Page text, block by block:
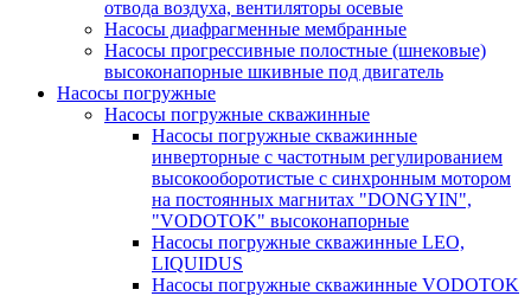
отвода воздуха, вентиляторы осевые
Насосы диафрагменные мембранные
Насосы прогрессивные полостные (шнековые)
высоконапорные шкивные под двигатель
Насосы погружные
Насосы погружные скважинные
Насосы погружные скважинные
инверторные с частотным регулированием
высокооборотистые с синхронным мотором
на постоянных магнитах "DONGYIN",
"VODOTOK" высоконапорные
Насосы погружные скважинные LEO,
LIQUIDUS
Насосы погружные скважинные VODOTOK